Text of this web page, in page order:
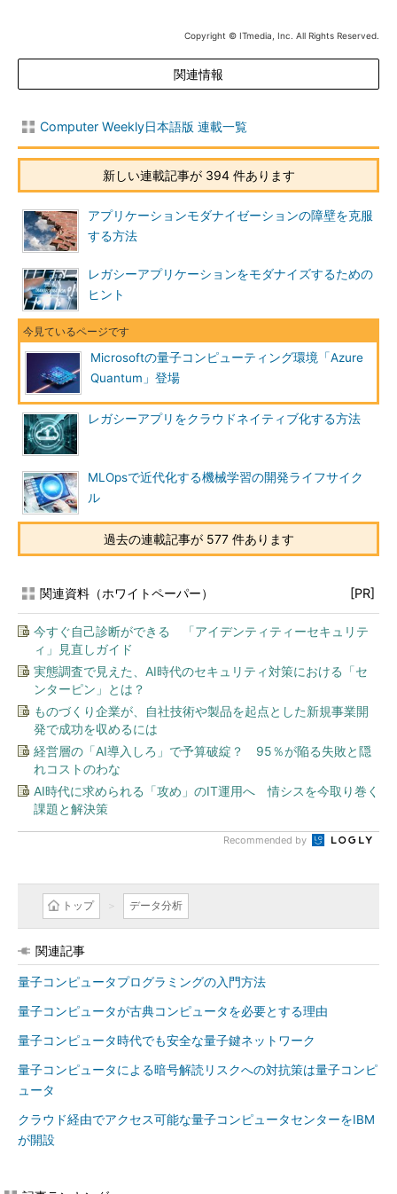
Copyright © ITmedia, Inc. All Rights Reserved.
関連情報
Computer Weekly日本語版 連載一覧
新しい連載記事が 394 件あります
アプリケーションモダナイゼーションの障壁を克服
する方法
レガシーアプリケーションをモダナイズするための
ヒント
Microsoftの量子コンピューティング環境「Azure
Quantum」登場
レガシーアプリをクラウドネイティブ化する方法
MLOpsで近代化する機械学習の開発ライフサイク
ル
過去の連載記事が 577 件あります
関連資料（ホワイトペーパー） [PR]
今すぐ自己診断ができる 「アイデンティティーセキュリテ
ィ」見直しガイド
実態調査で見えた、AI時代のセキュリティ対策における「セ
ンターピン」とは？
ものづくり企業が、自社技術や製品を起点とした新規事業開
発で成功を収めるには
経営層の「AI導入しろ」で予算破綻？ 95％が陥る失敗と隠
れコストのわな
AI時代に求められる「攻め」のIT運用へ 情シスを今取り巻く
課題と解決策
Recommended by
トップ データ分析
関連記事
量子コンピュータプログラミングの入門方法
量子コンピュータが古典コンピュータを必要とする理由
量子コンピュータ時代でも安全な量子鍵ネットワーク
量子コンピュータによる暗号解読リスクへの対抗策は量子コンピ
ュータ
クラウド経由でアクセス可能な量子コンピュータセンターをIBM
が開設